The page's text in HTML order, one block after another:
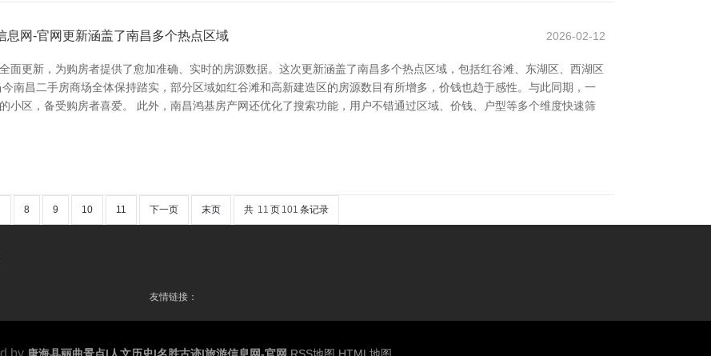
网-官网更新涵盖了南昌多个热点区域 2026-02-12
面更新，为购房者提供了愈加准确、实时的房源数据。这次更新涵盖了南昌多个热点区域，包括红谷滩、东湖区、西湖区
南昌二手房商场全体保持踏实，部分区域如红谷滩和高新建造区的房源数目有所增多，价钱也趋于感性。与此同期，一
小区，备受购房者喜爱。 此外，南昌鸿基房产网还优化了搜索功能，用户不错通过区域、价钱、户型等多个维度快速筛
8 9 10 11 下一页 末页 共 11 页 101 条记录
友情链接：
by